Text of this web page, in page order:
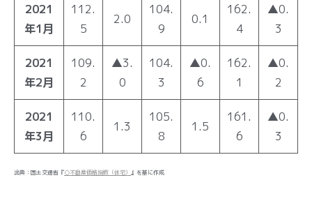
2021
年1月
112.
5
2.0
104.
9
0.1
162.
4
▲0.
3
2021
年2月
109.
2
▲3.
0
104.
3
▲0.
6
162.
1
▲0.
2
2021
年3月
110.
6
1.3
105.
8
1.5
161.
6
▲0.
3
出典：国土交通省『○不動産価格指数（住宅） 』を基に作成